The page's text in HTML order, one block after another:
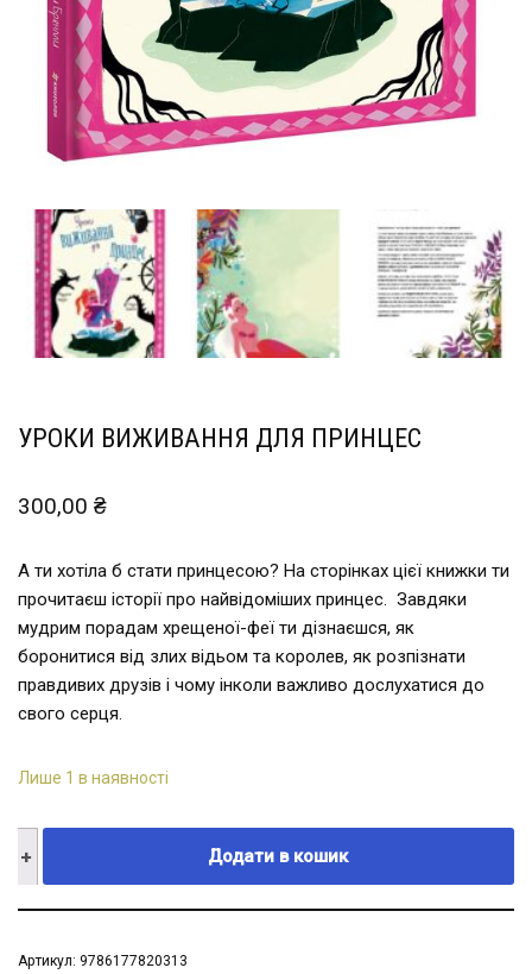
УРОКИ ВИЖИВАННЯ ДЛЯ ПРИНЦЕС
300,00 ₴
А ти хотіла б стати принцесою? На сторінках цієї книжки ти
прочитаєш історії про найвідоміших принцес. Завдяки
мудрим порадам хрещеної-феї ти дізнаєшся, як
боронитися від злих відьом та королев, як розпізнати
правдивих друзів і чому інколи важливо дослухатися до
свого серця.
Лише 1 в наявності
Додати в кошик
Артикул: 9786177820313